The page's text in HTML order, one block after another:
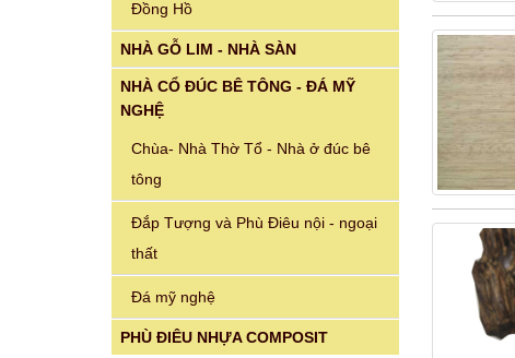
Đồng Hồ
NHÀ GỖ LIM - NHÀ SÀN
NHÀ CỔ ĐÚC BÊ TÔNG - ĐÁ MỸ
NGHỆ
Chùa- Nhà Thờ Tổ - Nhà ở đúc bê
tông
Đắp Tượng và Phù Điêu nội - ngoại
thất
Đá mỹ nghệ
PHÙ ĐIÊU NHỰA COMPOSIT